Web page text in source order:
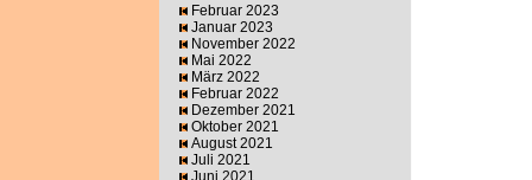
Februar 2023
Januar 2023
November 2022
Mai 2022
März 2022
Februar 2022
Dezember 2021
Oktober 2021
August 2021
Juli 2021
Juni 2021